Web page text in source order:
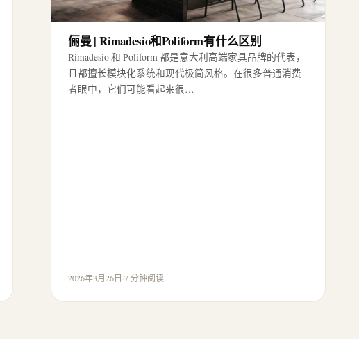
俪曼 | Rimadesio和Poliform有什么区别
Rimadesio 和 Poliform 都是意大利高端家具品牌的代表，
且都擅长模块化系统和现代极简风格。在很多普通消费
者眼中，它们可能看起来很…
2026年3月26日·7 分钟阅读